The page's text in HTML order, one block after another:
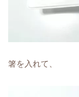
箸を入れて、